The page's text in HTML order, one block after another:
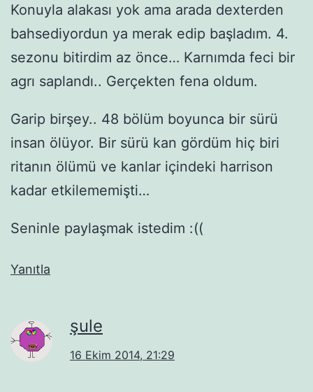
Konuyla alakası yok ama arada dexterden
bahsediyordun ya merak edip başladım. 4.
sezonu bitirdim az önce… Karnımda feci bir
agrı saplandı.. Gerçekten fena oldum.
Garip birşey.. 48 bölüm boyunca bir sürü
insan ölüyor. Bir sürü kan gördüm hiç biri
ritanın ölümü ve kanlar içindeki harrison
kadar etkilememişti…
Seninle paylaşmak istedim :((
Yanıtla
şule
16 Ekim 2014, 21:29